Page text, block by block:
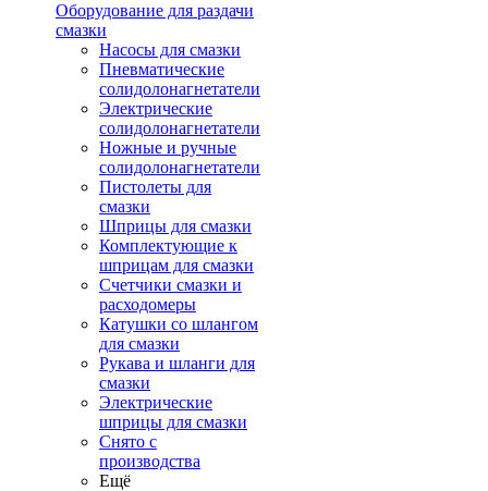
Оборудование для раздачи
смазки
Насосы для смазки
Пневматические
солидолонагнетатели
Электрические
солидолонагнетатели
Ножные и ручные
солидолонагнетатели
Пистолеты для
смазки
Шприцы для смазки
Комплектующие к
шприцам для смазки
Счетчики смазки и
расходомеры
Катушки со шлангом
для смазки
Рукава и шланги для
смазки
Электрические
шприцы для смазки
Снято с
производства
Ещё